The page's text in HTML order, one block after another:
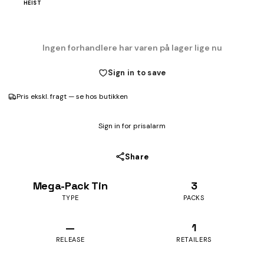
HEIST
Ingen forhandlere har varen på lager lige nu
Sign in to save
Pris ekskl. fragt — se hos butikken
Sign in for prisalarm
Share
Mega-Pack Tin
TYPE
3
PACKS
—
RELEASE
1
RETAILERS